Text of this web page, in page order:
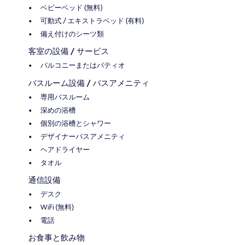
ベビーベッド (無料)
可動式 / エキストラベッド (有料)
備え付けのシーツ類
客室の設備 / サービス
バルコニーまたはパティオ
バスルーム設備 / バスアメニティ
専用バスルーム
深めの浴槽
個別の浴槽とシャワー
デザイナーバスアメニティ
ヘアドライヤー
タオル
通信設備
デスク
WiFi (無料)
電話
お食事と飲み物